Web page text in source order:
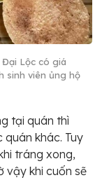
Lộc có giá
sinh viên ủng hộ
tại quán thì
khác. Tuy
tráng xong,
vậy khi cuốn sẽ